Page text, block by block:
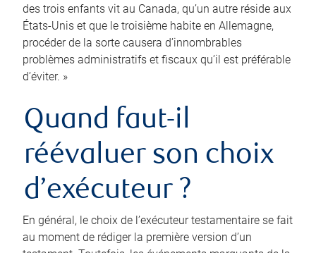
des trois enfants vit au Canada, qu’un autre réside aux
États-Unis et que le troisième habite en Allemagne,
procéder de la sorte causera d’innombrables
problèmes administratifs et fiscaux qu’il est préférable
d’éviter. »
Quand faut-il
réévaluer son choix
d’exécuteur ?
En général, le choix de l’exécuteur testamentaire se fait
au moment de rédiger la première version d’un